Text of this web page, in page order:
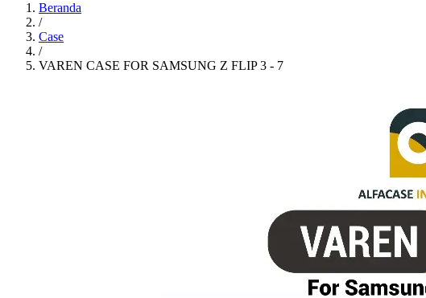
Beranda
/
Case
/
VAREN CASE FOR SAMSUNG Z FLIP 3 - 7